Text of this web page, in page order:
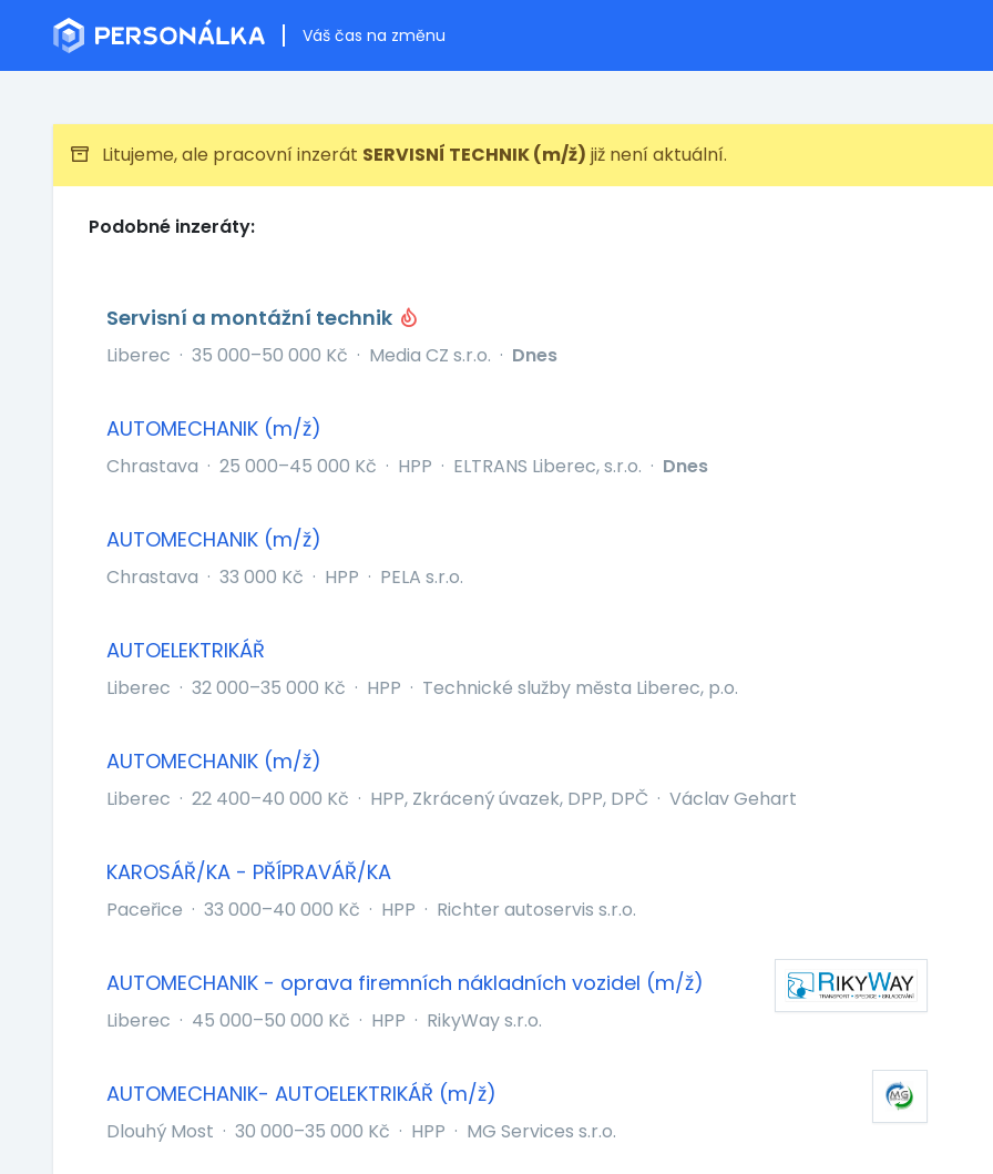
Váš čas na změnu
Litujeme, ale pracovní inzerát SERVISNÍ TECHNIK (m/ž) již není aktuální.
Podobné inzeráty:
Servisní a montážní technik
Liberec · 35 000–50 000 Kč · Media CZ s.r.o. · Dnes
AUTOMECHANIK (m/ž)
Chrastava · 25 000–45 000 Kč · HPP · ELTRANS Liberec, s.r.o. · Dnes
AUTOMECHANIK (m/ž)
Chrastava · 33 000 Kč · HPP · PELA s.r.o.
AUTOELEKTRIKÁŘ
Liberec · 32 000–35 000 Kč · HPP · Technické služby města Liberec, p.o.
AUTOMECHANIK (m/ž)
Liberec · 22 400–40 000 Kč · HPP, Zkrácený úvazek, DPP, DPČ · Václav Gehart
KAROSÁŘ/KA - PŘÍPRAVÁŘ/KA
Paceřice · 33 000–40 000 Kč · HPP · Richter autoservis s.r.o.
AUTOMECHANIK - oprava firemních nákladních vozidel (m/ž)
Liberec · 45 000–50 000 Kč · HPP · RikyWay s.r.o.
AUTOMECHANIK- AUTOELEKTRIKÁŘ (m/ž)
Dlouhý Most · 30 000–35 000 Kč · HPP · MG Services s.r.o.